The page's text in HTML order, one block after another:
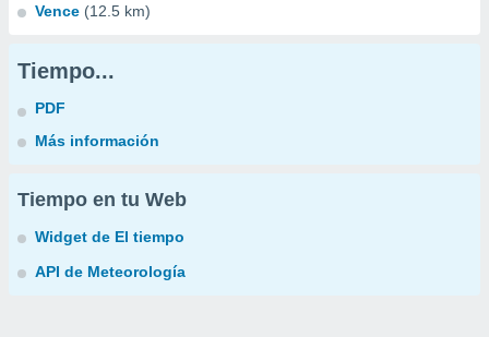
Vence (12.5 km)
Tiempo...
PDF
Más información
Tiempo en tu Web
Widget de El tiempo
API de Meteorología